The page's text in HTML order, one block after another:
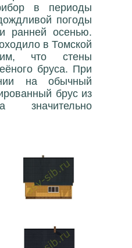
в периоды
погоды
ранней осенью.
в Томской
что стены
бруса. При
на обычный
брус из
значительно